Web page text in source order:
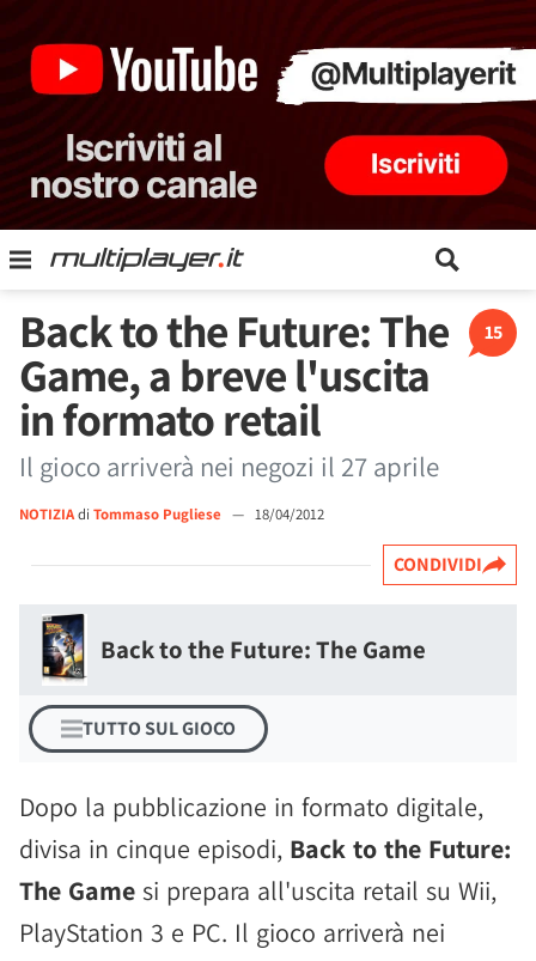
15
Back to the Future: The
Game, a breve l'uscita
in formato retail
Il gioco arriverà nei negozi il 27 aprile
NOTIZIAdi Tommaso Pugliese — 18/04/2012
CONDIVIDI
Back to the Future: The Game
TUTTO SUL GIOCO
Dopo la pubblicazione in formato digitale,
divisa in cinque episodi, Back to the Future:
The Game si prepara all'uscita retail su Wii,
PlayStation 3 e PC. Il gioco arriverà nei